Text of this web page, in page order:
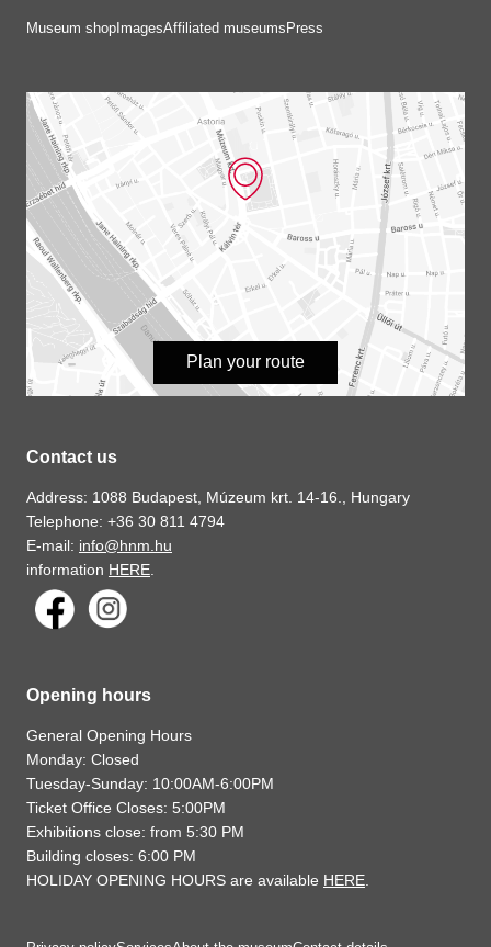
Museum shop ImagesAffiliated museums Press
Plan your route
Contact us
Address: 1088 Budapest, Múzeum krt. 14-16., Hungary
Telephone: +36 30 811 4794
E-mail: info@hnm.hu
information HERE
Opening hours
General Opening Hours
Monday: Closed
Tuesday-Sunday: 10:00AM-6:00PM
Ticket Office Closes: 5:00PM
Exhibitions close: from 5:30 PM
Building closes: 6:00 PM
HOLIDAY OPENING HOURS are available HERE